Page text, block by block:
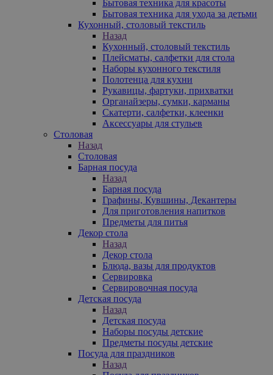
Бытовая техника для красоты
Бытовая техника для ухода за детьми
Кухонный, столовый текстиль
Назад
Кухонный, столовый текстиль
Плейсматы, салфетки для стола
Наборы кухонного текстиля
Полотенца для кухни
Рукавицы, фартуки, прихватки
Органайзеры, сумки, карманы
Скатерти, салфетки, клеенки
Аксессуары для стульев
Столовая
Назад
Столовая
Барная посуда
Назад
Барная посуда
Графины, Кувшины, Декантеры
Для приготовления напитков
Предметы для питья
Декор стола
Назад
Декор стола
Блюда, вазы для продуктов
Сервировка
Сервировочная посуда
Детская посуда
Назад
Детская посуда
Наборы посуды детские
Предметы посуды детские
Посуда для праздников
Назад